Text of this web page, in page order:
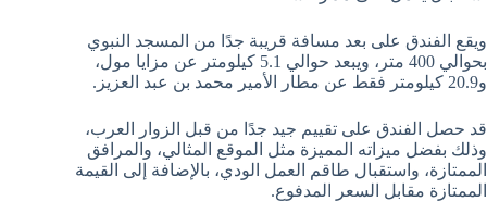
ويقع الفندق على بعد مسافة قريبة جدًا من المسجد النبوي
بحوالي 400 متر، ويبعد حوالي 5.1 كيلومتر عن مزايا مول،
و20.9 كيلومتر فقط عن مطار الأمير محمد بن عبد العزيز.
قد حصل الفندق على تقييم جيد جدًا من قبل الزوار العرب،
وذلك بفضل ميزاته المميزة مثل الموقع المثالي، والمرافق
الممتازة، واستقبال طاقم العمل الودي، بالإضافة إلى القيمة
الممتازة مقابل السعر المدفوع.